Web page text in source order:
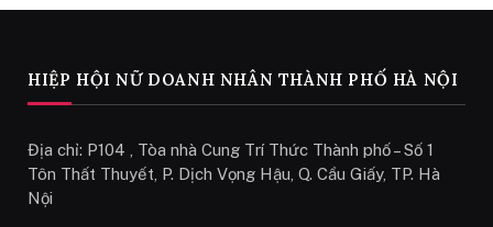
HIỆP HỘI NỮ DOANH NHÂN THÀNH PHỐ HÀ NỘI
Địa chỉ: P104 , Tòa nhà Cung Trí Thức Thành phố – Số 1
Tôn Thất Thuyết, P. Dịch Vọng Hậu, Q. Cầu Giấy, TP. Hà
Nội